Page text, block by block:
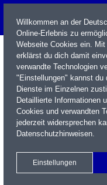
Name / WKN / ISIN / Kürzel
Xetra Realtime
Willkommen an der
Online-Erlebnis zu
Webseite Cookies ein.
erklärst du dich damit
verwandte Technologien
"Einstellungen" kannst du
Dienste im Einzelnen
Detaillierte Informationen
Cookies und verwandten
jederzeit widersprechen
Datenschutzhinweisen.
Einstellungen